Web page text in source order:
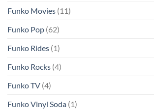
Funko Movies (11)
Funko Pop (62)
Funko Rides (1)
Funko Rocks (4)
Funko TV (4)
Funko Vinyl Soda (1)